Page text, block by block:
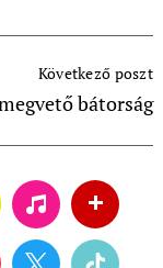
Következő poszt
bátorság